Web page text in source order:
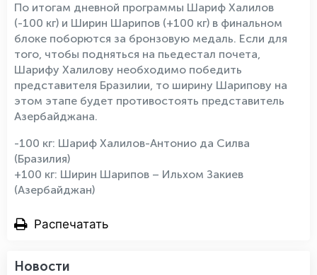
По итогам дневной программы Шариф Халилов
(-100 кг) и Ширин Шарипов (+100 кг) в финальном
блоке поборются за бронзовую медаль. Если для
того, чтобы подняться на пьедестал почета,
Шарифу Халилову необходимо победить
представителя Бразилии, то ширину Шарипову на
этом этапе будет противостоять представитель
Азербайджана.
-100 кг: Шариф Халилов-Антонио да Силва
(Бразилия)
+100 кг: Ширин Шарипов – Ильхом Закиев
(Азербайджан)
Распечатать
Новости